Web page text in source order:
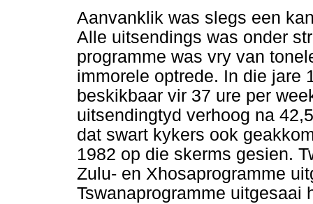
Aanvanklik was slegs een
Alle uitsendings was onder
programme was vry van
immorele optrede. In die jare
beskikbaar vir 37 ure per
uitsendingtyd verhoog na
dat swart kykers ook
1982 op die skerms gesien.
Zulu- en Xhosaprogramme
Tswanaprogramme uitgesaai